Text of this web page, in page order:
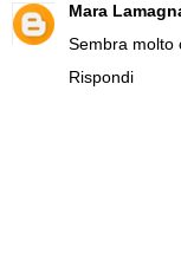
Mara
Sembra molto
Rispondi